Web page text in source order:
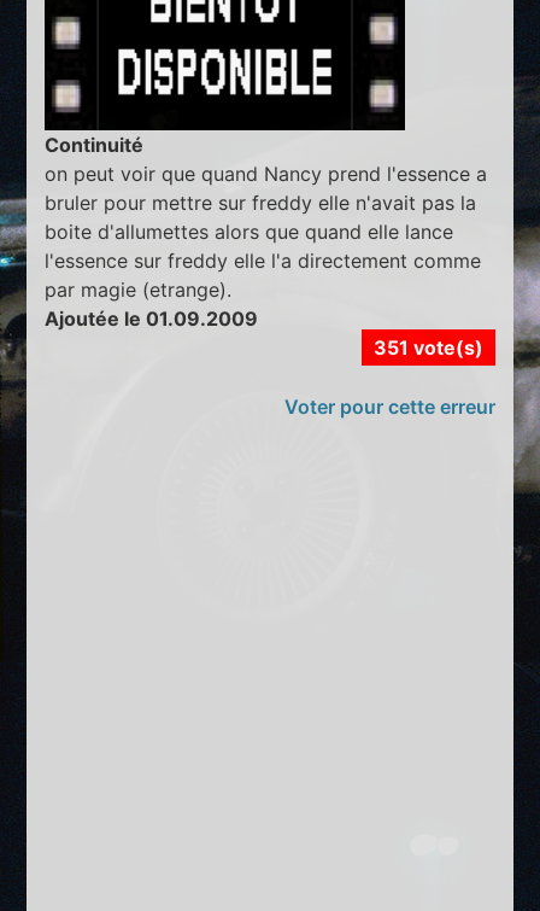
Continuité
on peut voir que quand Nancy prend l'essence a
bruler pour mettre sur freddy elle n'avait pas la
boite d'allumettes alors que quand elle lance
l'essence sur freddy elle l'a directement comme
par magie (etrange).
Ajoutée le 01.09.2009
351 vote(s)
Voter pour cette erreur